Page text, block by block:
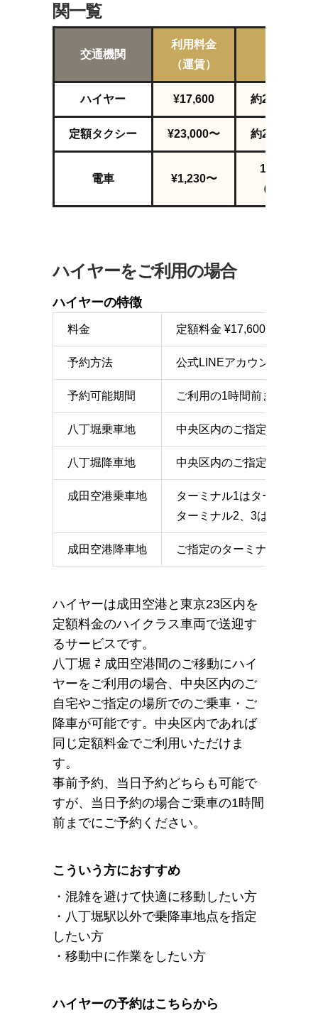
関一覧
交通機関
利用料金
（運賃）
ハイヤー ¥17,600 約2
定額タクシー ¥23,000〜 約2
電車 ¥1,230〜
1時間7分〜
（乗換1回
ハイヤーをご利用の場合
ハイヤーの特徴
料金 定額料金 ¥17,600（別途高
予約方法 公式LINEアカウント、ま
予約可能期間 ご利用の1時間前まで
八丁堀乗車地 中央区内のご指定の地点
八丁堀降車地 中央区内のご指定の地点
成田空港乗車地
ターミナル1はターミナル
ターミナル2、3はターミ
成田空港降車地 ご指定のターミナルのエン
ハイヤーは成田空港と東京23区内を
定額料金のハイクラス車両で送迎す
るサービスです。
八丁堀 ⇄ 成田空港間のご移動にハイ
ヤーをご利用の場合、中央区内のご
自宅やご指定の場所でのご乗車・ご
降車が可能です。中央区内であれば
同じ定額料金でご利用いただけま
す。
事前予約、当日予約どちらも可能で
すが、当日予約の場合ご乗車の1時間
前までにご予約ください。
こういう方におすすめ
・混雑を避けて快適に移動したい方
・八丁堀駅以外で乗降車地点を指定
したい方
・移動中に作業をしたい方
ハイヤーの予約はこちらから